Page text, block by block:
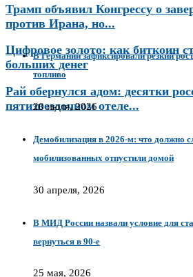
Трамп объявил Конгрессу о
против Ирана, но...
Цифровое золото: как биткоин
больших денег
Рай обернулся адом: десятки
пятизвездочном отеле...
В Германии зафиксировали резкий
топливо
20 июля, 2026
Демобилизация в 2026-м: что должно
мобилизованных отпустили домой
30 апреля, 2026
В МИД России назвали условие для
вернуться в 90-е
25 мая, 2026